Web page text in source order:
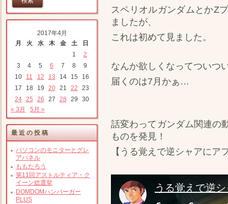
2017年4月
月
火 水 木 金 土
日
1
2
3
4 5 6 7 8
9
10
11 12 13 14 15
16
17
18 19 20 21 22
23
24 25 26 27 28 29
30
« 3月
5月 »
最近の投稿
パソコンのモニターとグレ
アパネル
ももたろう
第11回アストルティア・ク
イーン総選挙
DOMDOMハンバーガー
PLUS
スペリオルガンダムとかZ
ましたが、
これは初めて見ました。
なんか欲しくなってつい
届くのは7月かぁ…
話変わってガンダム関連の
ものを発見！
【うる覚えで逆シャアにア